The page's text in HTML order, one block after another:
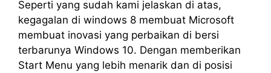
Seperti yang sudah kami jelaskan di atas,
kegagalan di windows 8 membuat Microsoft
membuat inovasi yang perbaikan di bersi
terbarunya Windows 10. Dengan memberikan
Start Menu yang lebih menarik dan di posisi